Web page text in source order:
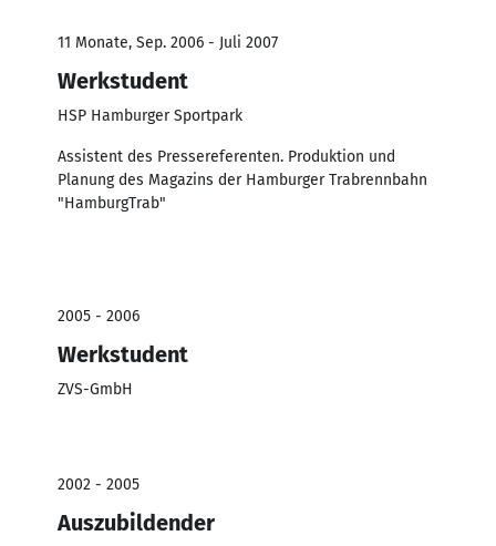
11 Monate, Sep. 2006 - Juli 2007
Werkstudent
HSP Hamburger Sportpark
Assistent des Pressereferenten. Produktion und
Planung des Magazins der Hamburger Trabrennbahn
"HamburgTrab"
2005 - 2006
Werkstudent
ZVS-GmbH
2002 - 2005
Auszubildender